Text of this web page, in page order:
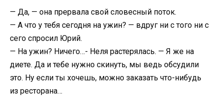
— Да, — она прервала свой словесный поток.
— А что у тебя сегодня на ужин? — вдруг ни с того ни с
сего спросил Юрий.
— На ужин? Ничего…- Неля растерялась. — Я же на
диете. Да и тебе нужно скинуть, мы ведь обсудили
это. Ну если ты хочешь, можно заказать что-нибудь
из ресторана…